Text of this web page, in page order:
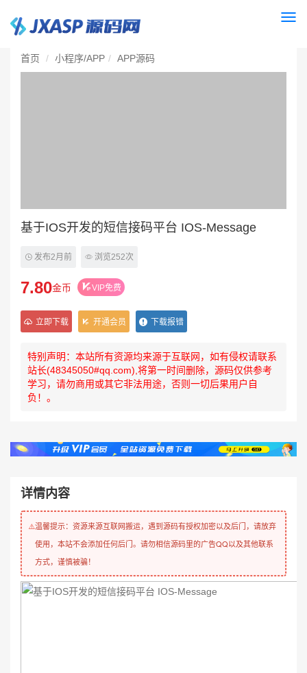
首页 小程序/APP APP源码
基于IOS开发的短信接码平台 IOS-Message
发布2月前 浏览252次
7.80金币 VIP免费
立即下载 开通会员 下载报错
特别声明：本站所有资源均来源于互联网，如有侵权请联系
站长(48345050#qq.com),将第一时间删除，源码仅供参考
学习，请勿商用或其它非法用途，否则一切后果用户自
负！。
详情内容
⚠️温馨提示：资源来源互联网搬运，遇到源码有授权加密以及后门，请放弃
使用，本站不会添加任何后门。请勿相信源码里的广告QQ以及其他联系
方式，谨慎被骗！